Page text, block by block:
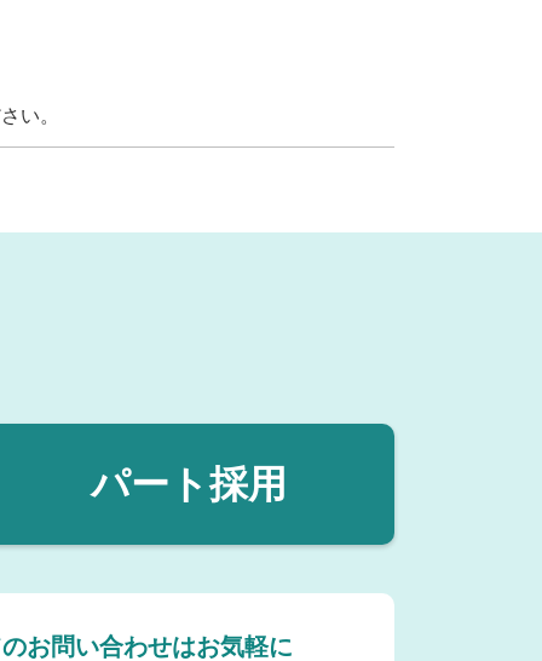
い。
パート採用
お問い合わせはお気軽に